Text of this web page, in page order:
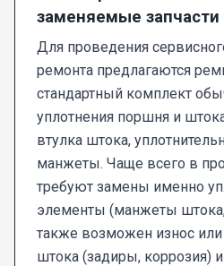
заменяемые запчасти
Для проведения
ремонта предлагаются
стандартный комплект
уплотнения поршня и
втулка штока,
манжеты. Чаще всего в
требуют замены именно
элементы (манжеты
также возможен износ
штока (задиры, коррозия)